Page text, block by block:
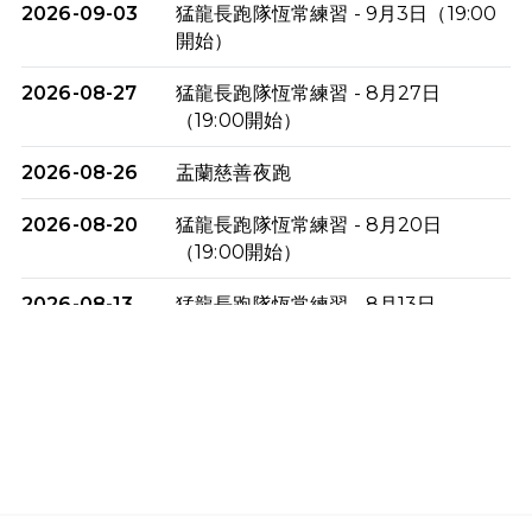
2026-09-03
猛龍長跑隊恆常練習 - 9月3日（19:00
開始）
2026-08-27
猛龍長跑隊恆常練習 - 8月27日
（19:00開始）
2026-08-26 盂蘭慈善夜跑
2026-08-20
猛龍長跑隊恆常練習 - 8月20日
（19:00開始）
2026-08-13
猛龍長跑隊恆常練習 - 8月13日